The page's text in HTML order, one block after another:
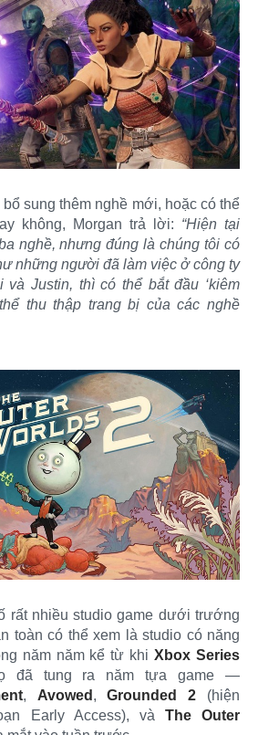
sung thêm nghề mới, hoặc có thể
không, Morgan trả lời: “Hiện tại
nghề, nhưng đúng là chúng tôi có
những người đã làm việc ở công ty
Justin, thì có thể bắt đầu ‘kiêm
thu thập trang bị của các nghề
rất nhiều studio game dưới trướng
toàn có thể xem là studio có năng
năm năm kể từ khiXbox Series
đã tung ra năm tựa game —
, Avowed ,Grounded 2 (hiện
Early Access), và The Outer